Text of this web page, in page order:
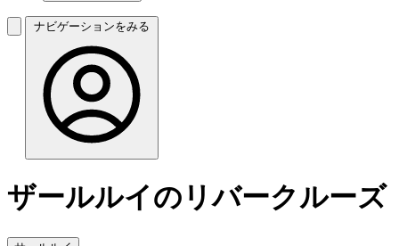
ナビゲーションをみる
ザールルイのリバークルーズ